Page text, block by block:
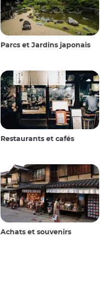
Parcs et Jardins japonais
Restaurants et cafés
Achats et souvenirs